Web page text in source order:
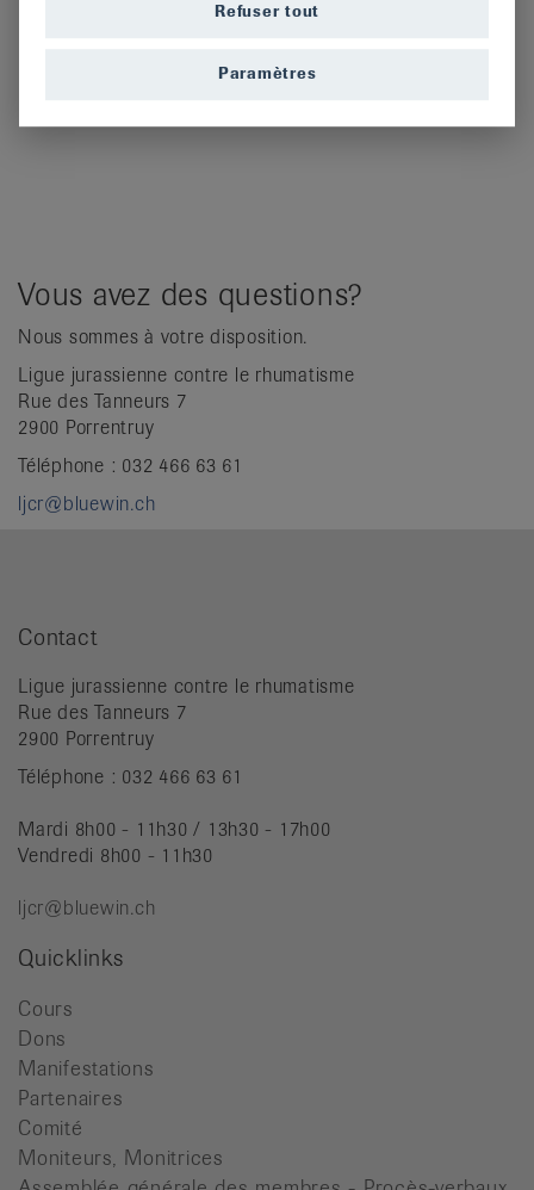
Vous avez des questions?
Nous sommes à votre disposition.
Ligue jurassienne contre le rhumatisme
Rue des Tanneurs 7
2900 Porrentruy
Téléphone : 032 466 63 61
ljcr@bluewin.ch
Contact
Ligue jurassienne contre le rhumatisme
Rue des Tanneurs 7
2900 Porrentruy
Téléphone : 032 466 63 61
Mardi 8h00 - 11h30 / 13h30 - 17h00
Vendredi 8h00 - 11h30
ljcr@bluewin.ch
Quicklinks
Cours
Dons
Manifestations
Partenaires
Comité
Moniteurs, Monitrices
Refuser tout
Paramètres